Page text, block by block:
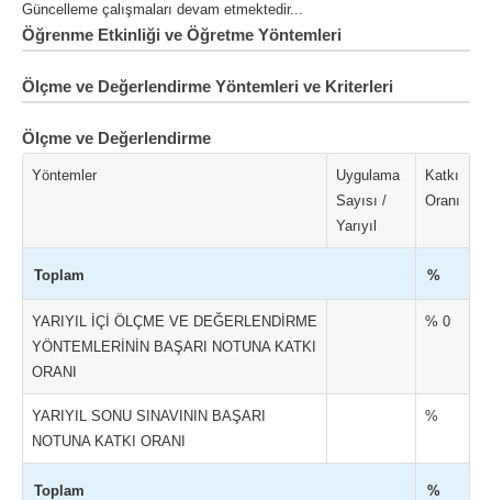
Güncelleme çalışmaları devam etmektedir...
Öğrenme Etkinliği ve Öğretme Yöntemleri
Ölçme ve Değerlendirme Yöntemleri ve Kriterleri
Ölçme ve Değerlendirme
Yöntemler
Uygulama
Sayısı /
Yarıyıl
Katkı
Oranı
Toplam %
YARIYIL İÇİ ÖLÇME VE DEĞERLENDİRME
YÖNTEMLERİNİN BAŞARI NOTUNA KATKI
ORANI
% 0
YARIYIL SONU SINAVININ BAŞARI
NOTUNA KATKI ORANI
%
Toplam %